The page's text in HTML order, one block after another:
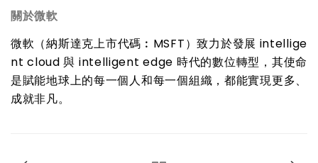
關於微軟
微軟（納斯達克上市代碼︰ MSFT）致力於發展 intellige
nt cloud與 intelligent edge 時代的數位轉型，其使命
是賦能地球上的每一個人和每一個組織，都能實現更多、
成就非凡。